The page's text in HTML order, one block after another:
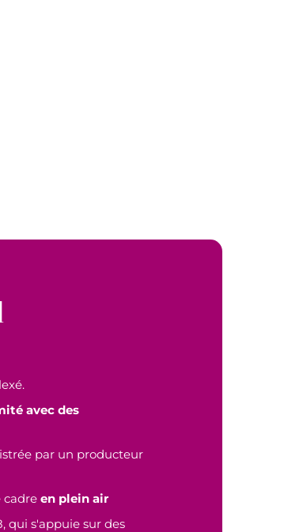
avec des
par un producteur
cadre en plein air
qui s'appuie sur des